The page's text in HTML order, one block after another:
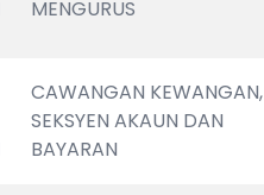
MENGURUS
CAWANGAN KEWANGAN,
SEKSYEN AKAUN DAN
BAYARAN